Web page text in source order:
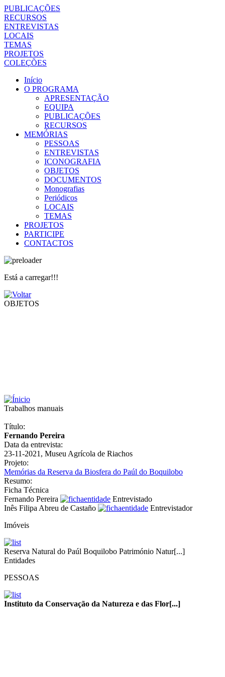
PUBLICAÇÕES
RECURSOS
ENTREVISTAS
LOCAIS
TEMAS
PROJETOS
COLEÇÕES
Início
O PROGRAMA
APRESENTAÇÃO
EQUIPA
PUBLICAÇÕES
RECURSOS
MEMÓRIAS
PESSOAS
ENTREVISTAS
ICONOGRAFIA
OBJETOS
DOCUMENTOS
Monografias
Periódicos
LOCAIS
TEMAS
PROJETOS
PARTICIPE
CONTACTOS
Está a carregar!!!
OBJETOS
Trabalhos manuais
Título:
Fernando Pereira
Data da entrevista:
23-11-2021, Museu Agrícola de Riachos
Projeto:
Memórias da Reserva da Biosfera do Paúl do Boquilobo
Resumo:
Ficha Técnica
Fernando Pereira
Entrevistado
Inês Filipa Abreu de Castaño
Entrevistador
Imóveis
Reserva Natural do Paúl Boquilobo Património Natur[...]
Entidades
PESSOAS
Instituto da Conservação da Natureza e das Flor[...]